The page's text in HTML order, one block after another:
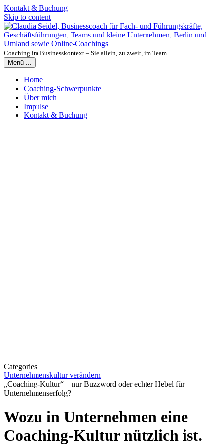
Kontakt & Buchung
Skip to content
Coaching im Businesskontext – Sie allein, zu zweit, im Team
Menü ...
Home
Coaching-Schwerpunkte
Über mich
Impulse
Kontakt & Buchung
Categories
Unternehmenskultur verändern
„Coaching-Kultur“ – nur Buzzword oder echter Hebel für
Unternehmenserfolg?
Wozu in Unternehmen eine
Coaching-Kultur nützlich ist.